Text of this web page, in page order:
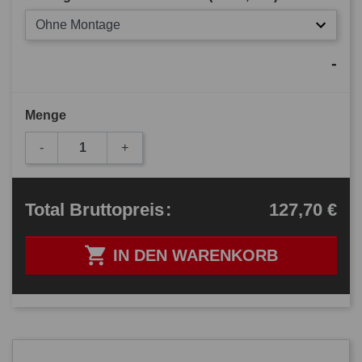
Ohne Montage
-
Menge
- +
 IN DEN WARENKORB
Total Bruttopreis: 127,70 €